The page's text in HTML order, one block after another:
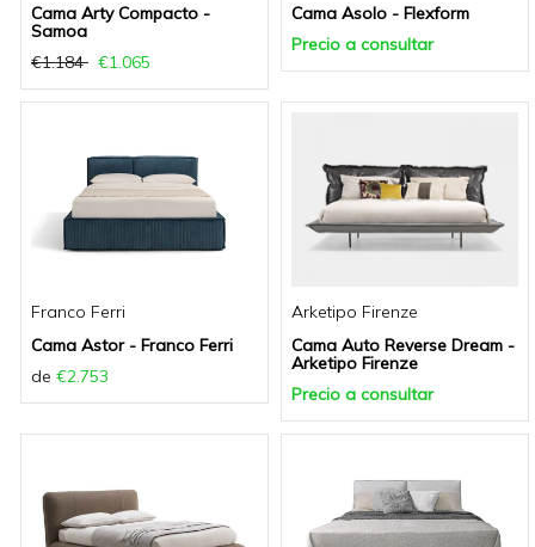
Cama Arty Compacto -
Samoa
€1.184
€1.065
Cama Asolo - Flexform
Precio a consultar
Franco Ferri
Cama Astor - Franco Ferri
de €2.753
Arketipo Firenze
Cama Auto Reverse Dream -
Arketipo Firenze
Precio a consultar